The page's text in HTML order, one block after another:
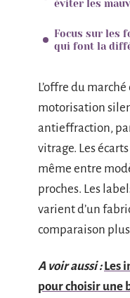
éviter les
Focus sur les
qui font la
L’offre du marché
motorisation
antieffraction,
vitrage. Les
même entre
proches. Les
varient d’un
comparaison
A voir aussi : Les
pour choisir une